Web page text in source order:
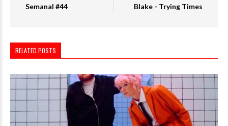
Semanal #44
Blake - Trying Times
RELATED POSTS